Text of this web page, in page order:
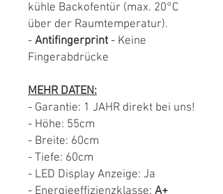
kühle Backofentür (max. 20°C
über der Raumtemperatur).
- Antifingerprint- Keine
Fingerabdrücke
MEHR DATEN:
- Garantie: 1 JAHR direkt bei uns!
- Höhe: 55cm
- Breite: 60cm
- Tiefe: 60cm
- LED Display Anzeige: Ja
- Energieeffizienzklasse: A+